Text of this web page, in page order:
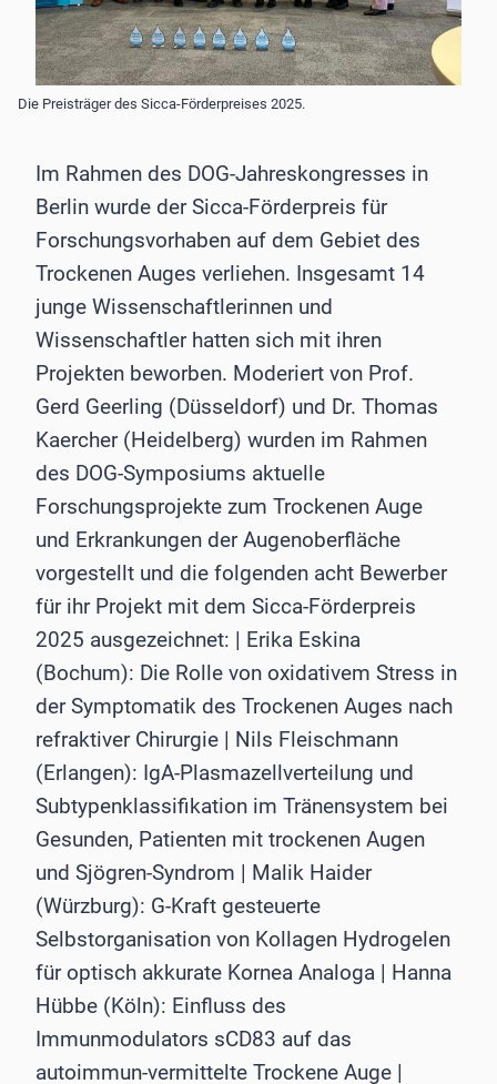
Die Preisträger des Sicca-Förderpreises 2025.
Im Rahmen des DOG-Jahreskongresses in
Berlin wurde der Sicca-Förderpreis für
Forschungsvorhaben auf dem Gebiet des
Trockenen Auges verliehen. Insgesamt 14
junge Wissenschaftlerinnen und
Wissenschaftler hatten sich mit ihren
Projekten beworben. Moderiert von Prof.
Gerd Geerling (Düsseldorf) und Dr. Thomas
Kaercher (Heidelberg) wurden im Rahmen
des DOG-Symposiums aktuelle
Forschungsprojekte zum Trockenen Auge
und Erkrankungen der Augenoberfläche
vorgestellt und die folgenden acht Bewerber
für ihr Projekt mit dem Sicca-Förderpreis
2025 ausgezeichnet: | Erika Eskina
(Bochum): Die Rolle von oxidativem Stress in
der Symptomatik des Trockenen Auges nach
refraktiver Chirurgie | Nils Fleischmann
(Erlangen): IgA-Plasmazellverteilung und
Subtypenklassifikation im Tränensystem bei
Gesunden, Patienten mit trockenen Augen
und Sjögren-Syndrom | Malik Haider
(Würzburg): G-Kraft gesteuerte
Selbstorganisation von Kollagen Hydrogelen
für optisch akkurate Kornea Analoga | Hanna
Hübbe (Köln): Einfluss des
Immunmodulators sCD83 auf das
autoimmun-vermittelte Trockene Auge |